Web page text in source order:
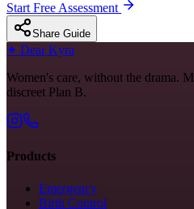
Start Free Assessment
Share Guide
✦ Dear Kyra
Women's care, without the drama.
discreet Plan B.
Products
Emergency
Birth Control